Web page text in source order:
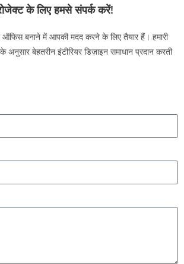
के लिए हमसे संपर्क करें!
बनाने में आपकी मदद करने के लिए तैयार हैं। हमारी
बेहतरीन इंटीरियर डिज़ाइन समाधान प्रदान करती